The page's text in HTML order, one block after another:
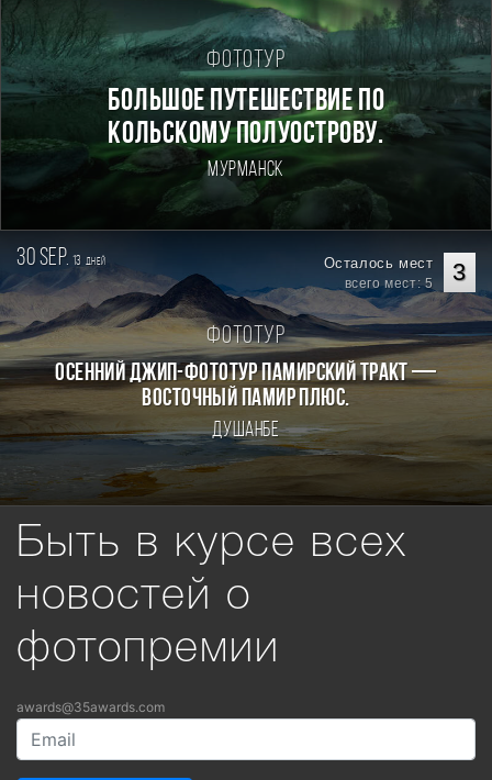
Фототур
БОЛЬШОЕ ПУТЕШЕСТВИЕ ПО
КОЛЬСКОМУ ПОЛУОСТРОВУ.
Мурманск
30 sep. 13 дней 3
Осталось мест
всего мест: 5
Фототур
Осенний джип-фототур Памирский Тракт —
Восточный Памир плюс.
Душанбе
Быть в курсе всех
новостей о
фотопремии
awards@35awards.com